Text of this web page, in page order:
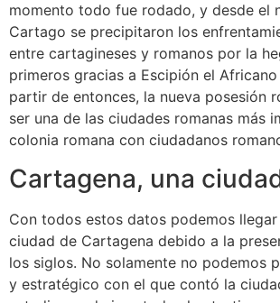
momento todo fue rodado, y desde el
Cartago se precipitaron los
entre cartagineses y romanos por la
primeros gracias a Escipión el
partir de entonces, la nueva posesión
ser una de las ciudades romanas
colonia romana con ciudadanos
Cartagena, una
Con todos estos datos podemos
ciudad de Cartagena debido a la
los siglos. No solamente no podemos
y estratégico con el que contó la